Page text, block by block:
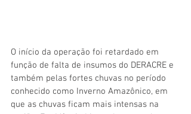
O início da operação foi retardado em
função de falta de insumos do DERACRE e
também pelas fortes chuvas no período
conhecido como Inverno Amazônico, em
que as chuvas ficam mais intensas na